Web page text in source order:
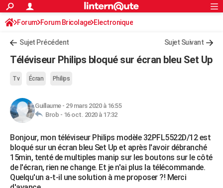
ACTUALITÉS
Politique
Société
Faits Divers
Education
Monde
Villes
+
Essais
Réserver un essai
Citadines
Berlines
SUV
Forum auto
+HIGH-TECH
BRICOLAGE
Forum
Aménagement intérieur
Extérieur
Cuisine
Salle de bains
Jardinage
Rangement
WEEK-END
Guides de France
Escapades
Patrimoine
Expositions
Musées
Week-end nature
+LIFESTYLE
S'inscrire
Connexion
Forum Forum Bricolage Electronique
Sujet Précédent Sujet Suivant
Téléviseur Philips bloqué sur écran bleu Set Up
Tv Écran Philips
Guillaume- 29 mars 2020 à 16:55
Brob - 16 oct. 2020 à 17:32
Bonjour, mon téléviseur Philips modèle 32PFL5522D/12 est
bloqué sur un écran bleu Set Up et après l'avoir débranché
15min, tenté de multiples manip sur les boutons sur le côté
de l'écran, rien ne change. Et je n'ai plus la télécommande.
Quelqu'un a-t-il une solution à me proposer ?! Merci